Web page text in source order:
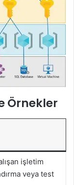
Örnekler
işletim
veya test